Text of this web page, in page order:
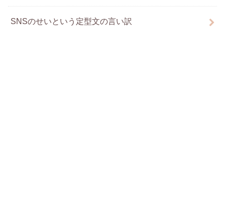
SNSのせいという定型文の言い訳